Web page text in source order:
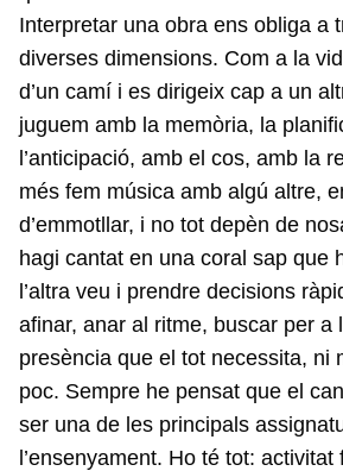
Interpretar una obra ens obliga a
diverses dimensions. Com a la
d’un camí i es dirigeix cap a un
juguem amb la memòria, la
l’anticipació, amb el cos, amb la
més fem música amb algú altre,
d’emmotllar, i no tot depèn de
hagi cantat en una coral sap que
l’altra veu i prendre decisions
afinar, anar al ritme, buscar per a
presència que el tot necessita, ni
poc. Sempre he pensat que el
ser una de les principals
l’ensenyament. Ho té tot: